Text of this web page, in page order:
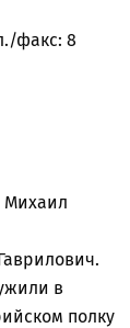
факс: 8
Михаил
в
полку